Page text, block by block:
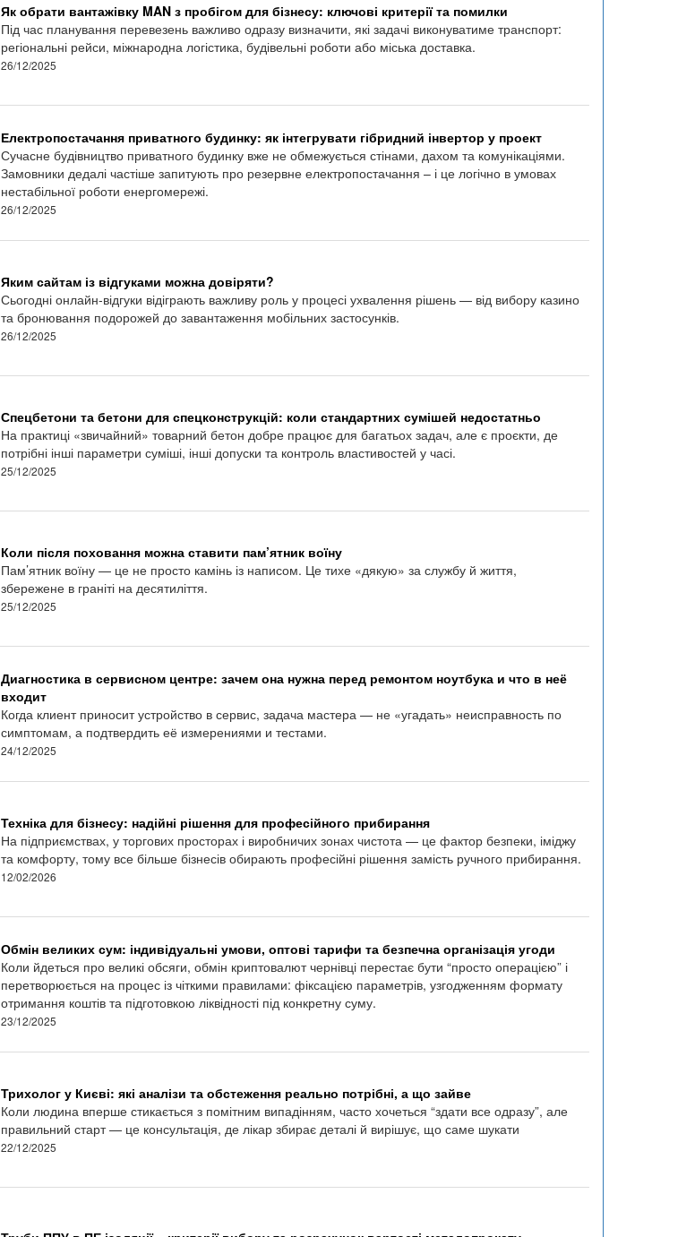
Як обрати вантажівку MAN з пробігом для бізнесу: ключові критерії та помилки
Під час планування перевезень важливо одразу визначити, які задачі виконуватиме транспорт:
регіональні рейси, міжнародна логістика, будівельні роботи або міська доставка.
26/12/2025
Електропостачання приватного будинку: як інтегрувати гібридний інвертор у проект
Сучасне будівництво приватного будинку вже не обмежується стінами, дахом та комунікаціями.
Замовники дедалі частіше запитують про резервне електропостачання – і це логічно в умовах
нестабільної роботи енергомережі.
26/12/2025
Яким сайтам із відгуками можна довіряти?
Сьогодні онлайн-відгуки відіграють важливу роль у процесі ухвалення рішень — від вибору казино
та бронювання подорожей до завантаження мобільних застосунків.
26/12/2025
Спецбетони та бетони для спецконструкцій: коли стандартних сумішей недостатньо
На практиці «звичайний» товарний бетон добре працює для багатьох задач, але є проєкти, де
потрібні інші параметри суміші, інші допуски та контроль властивостей у часі.
25/12/2025
Коли після поховання можна ставити пам’ятник воїну
Пам’ятник воїну — це не просто камінь із написом. Це тихе «дякую» за службу й життя,
збережене в граніті на десятиліття.
25/12/2025
Диагностика в сервисном центре: зачем она нужна перед ремонтом ноутбука и что в неё
входит
Когда клиент приносит устройство в сервис, задача мастера — не «угадать» неисправность по
симптомам, а подтвердить её измерениями и тестами.
24/12/2025
Техніка для бізнесу: надійні рішення для професійного прибирання
На підприємствах, у торгових просторах і виробничих зонах чистота — це фактор безпеки, іміджу
та комфорту, тому все більше бізнесів обирають професійні рішення замість ручного прибирання.
12/02/2026
Обмін великих сум: індивідуальні умови, оптові тарифи та безпечна організація угоди
Коли йдеться про великі обсяги, обмін криптовалют чернівці перестає бути “просто операцією” і
перетворюється на процес із чіткими правилами: фіксацією параметрів, узгодженням формату
отримання коштів та підготовкою ліквідності під конкретну суму.
23/12/2025
Трихолог у Києві: які аналізи та обстеження реально потрібні, а що зайве
Коли людина вперше стикається з помітним випадінням, часто хочеться “здати все одразу”, але
правильний старт — це консультація, де лікар збирає деталі й вирішує, що саме шукати
22/12/2025